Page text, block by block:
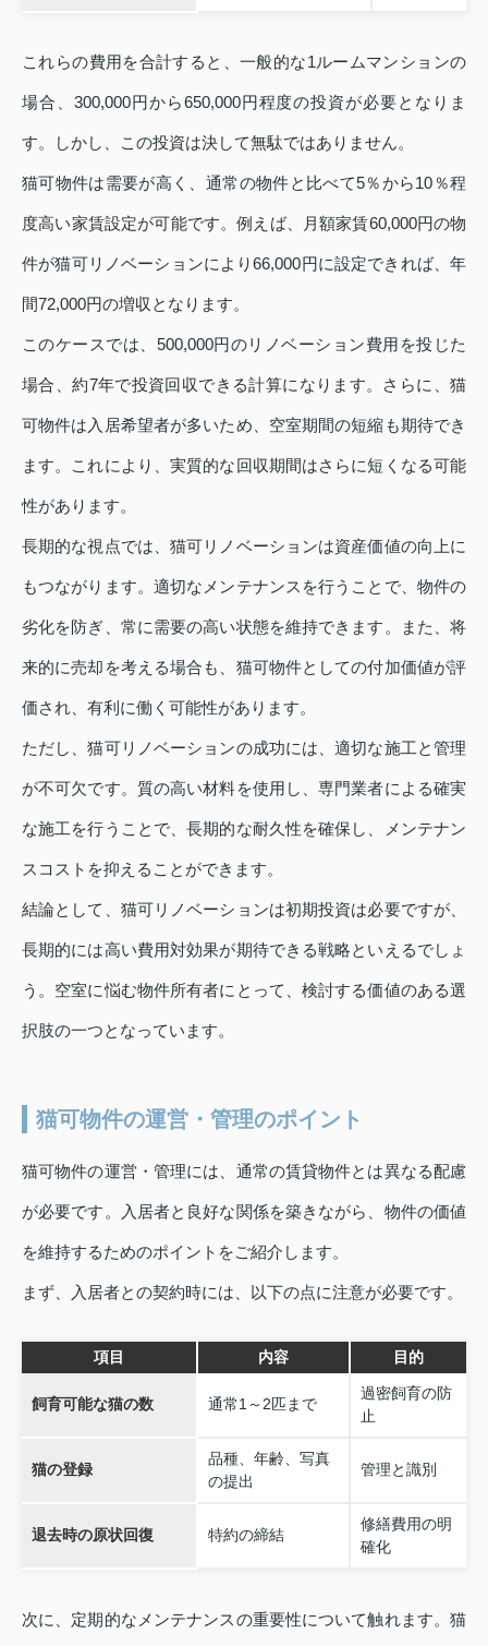
これらの費用を合計すると、一般的な1ルームマンションの
場合、300,000円から650,000円程度の投資が必要となりま
す。しかし、この投資は決して無駄ではありません。
猫可物件は需要が高く、通常の物件と比べて5％から10％程
度高い家賃設定が可能です。例えば、月額家賃60,000円の物
件が猫可リノベーションにより66,000円に設定できれば、年
間72,000円の増収となります。
このケースでは、500,000円のリノベーション費用を投じた
場合、約7年で投資回収できる計算になります。さらに、猫
可物件は入居希望者が多いため、空室期間の短縮も期待でき
ます。これにより、実質的な回収期間はさらに短くなる可能
性があります。
長期的な視点では、猫可リノベーションは資産価値の向上に
もつながります。適切なメンテナンスを行うことで、物件の
劣化を防ぎ、常に需要の高い状態を維持できます。また、将
来的に売却を考える場合も、猫可物件としての付加価値が評
価され、有利に働く可能性があります。
ただし、猫可リノベーションの成功には、適切な施工と管理
が不可欠です。質の高い材料を使用し、専門業者による確実
な施工を行うことで、長期的な耐久性を確保し、メンテナン
スコストを抑えることができます。
結論として、猫可リノベーションは初期投資は必要ですが、
長期的には高い費用対効果が期待できる戦略といえるでしょ
う。空室に悩む物件所有者にとって、検討する価値のある選
択肢の一つとなっています。
猫可物件の運営・管理のポイント
猫可物件の運営・管理には、通常の賃貸物件とは異なる配慮
が必要です。入居者と良好な関係を築きながら、物件の価値
を維持するためのポイントをご紹介します。
まず、入居者との契約時には、以下の点に注意が必要です。
項目 内容 目的
飼育可能な猫の数 通常1～2匹まで
過密飼育の防
止
猫の登録
品種、年齢、写真
の提出
管理と識別
退去時の原状回復 特約の締結
修繕費用の明
確化
次に、定期的なメンテナンスの重要性について触れます。猫